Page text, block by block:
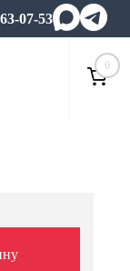
07-53
0